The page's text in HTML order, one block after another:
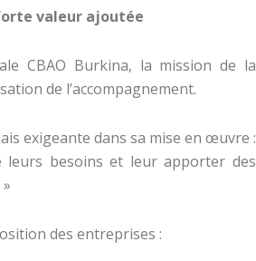
valeur ajoutée
CBAO Burkina, la mission de la
de l’accompagnement.
exigeante dans sa mise en œuvre :
besoins et leur apporter des
des entreprises :